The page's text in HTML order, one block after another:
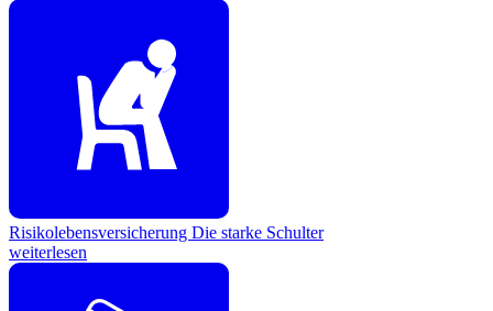
Risikolebensversicherung Die starke Schulter
weiterlesen